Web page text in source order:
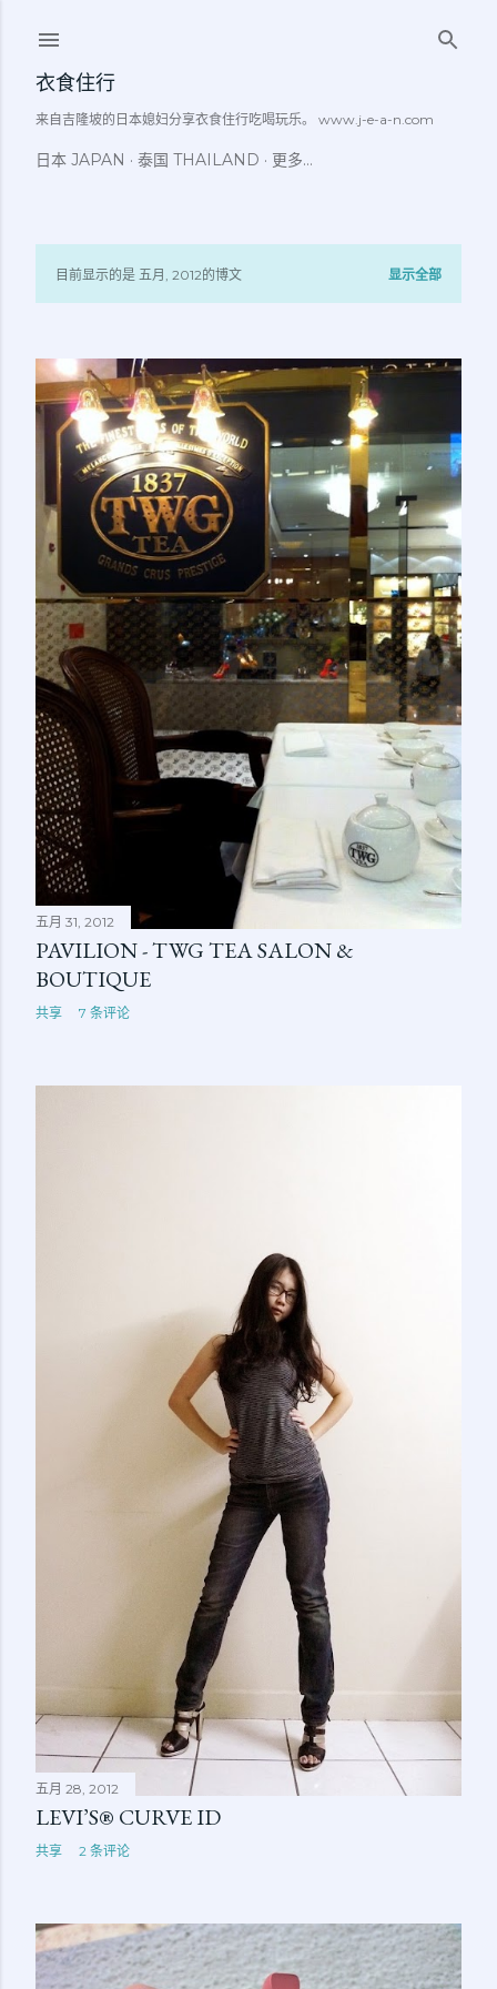
衣食住行
来自吉隆坡的日本媳妇分享衣食住行吃喝玩乐。 www.j-e-a-n.com
日本 JAPAN 泰国 THAILAND 更多…
博
文
目前显示的是 五月, 2012的博文 显示全部
五月 31, 2012
PAVILION - TWG TEA SALON &
BOUTIQUE
共享 7 条评论
五月 28, 2012
LEVI’S® CURVE ID
共享 2 条评论